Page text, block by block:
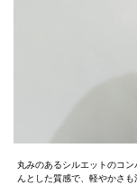
丸みのあるシルエットのコ
んとした質感で、軽やかさ